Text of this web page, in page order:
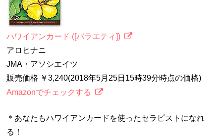
ハワイアンカード ([バラエティ])
アロヒナニ
JMA・アソシエイツ
販売価格 ￥3,240(2018年5月25日15時39分時点の価格)
Amazonでチェックする
＊あなたもハワイアンカードを使ったセラピストになれ
る！